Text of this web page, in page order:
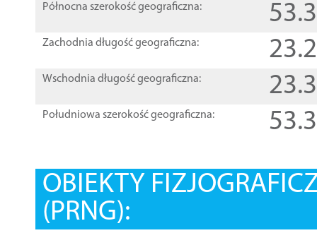
Północna szerokość geograficzna:
Zachodnia długość geograficzna:
Wschodnia długość geograficzna:
Południowa szerokość geograficzna:
OBIEKTY
(PRNG):